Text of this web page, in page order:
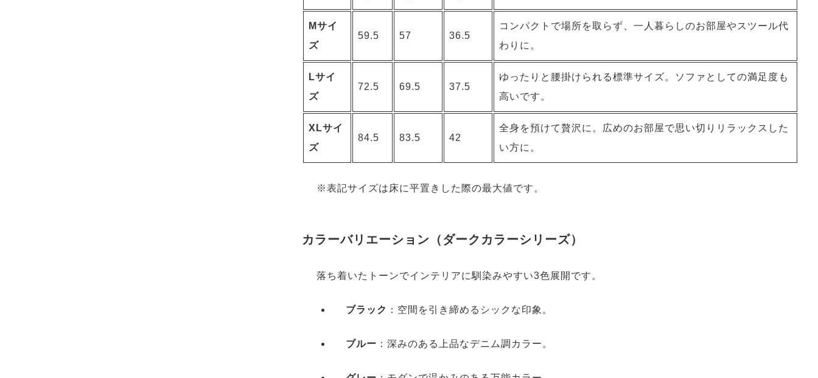
Mサイ
ズ
59.5 57 36.5
コンパクトで場所を取らず、一人暮らしのお部屋やスツール代
わりに。
Lサイ
ズ
72.5 69.5 37.5
ゆったりと腰掛けられる標準サイズ。ソファとしての満足度も
高いです。
XLサイ
ズ
84.5 83.5 42
全身を預けて贅沢に。広めのお部屋で思い切りリラックスした
い方に。
※表記サイズは床に平置きした際の最大値です。
カラーバリエーション（ダークカラーシリーズ）
落ち着いたトーンでインテリアに馴染みやすい3色展開です。
ブラック ：空間を引き締めるシックな印象。
ブルー ：深みのある上品なデニム調カラー。